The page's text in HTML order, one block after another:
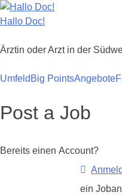
Zum
Inhalt
Hallo Doc!
Ärztin oder Arzt in der
Umfeld Big PointsAngebote
Post a Job
Bereits einen Account?
ein